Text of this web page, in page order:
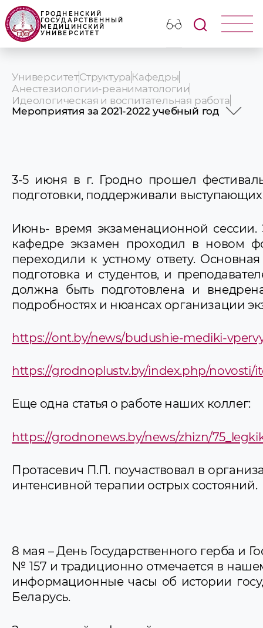
ГРОДНЕНСКИЙ
ГОСУДАРСТВЕННЫЙ
МЕДИЦИНСКИЙ
УНИВЕРСИТЕТ
УниверситетСтруктура Кафедры
Анестезиологии-реаниматологии
Идеологическая и воспитательная работа
Мероприятия за 2021-2022 учебный год
Мероприятия за 2021-2022 учебный год
Фото мероприятий
3-5 июня в г. Гродно прошел
подготовки, поддерживали
Июнь- время экзаменационной
кафедре экзамен проходил в новом
переходили к устному ответу.
подготовка и студентов, и
должна быть подготовлена и
подробностях и нюансах организации
https://ont.by/news/budushie-mediki-
https://grodnoplustv.by/index.php/novosti/
Еще одна статья о работе наших коллег:
https://grodnonews.by/news/zhizn/
Протасевич П.П. поучаствовал в
интенсивной терапии острых состояний.
8 мая – День Государственного герба и
№ 157 и традиционно отмечается в
информационные часы об истории
Беларусь.